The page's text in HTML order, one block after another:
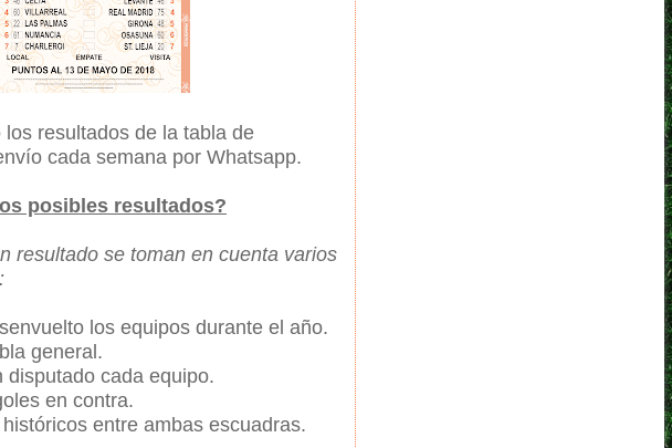
resultados de la tabla de
cada semana por Whatsapp.
posibles resultados?
resultado se toman en cuenta varios
los equipos durante el año.
general.
disputado cada equipo.
en contra.
entre ambas escuadras.